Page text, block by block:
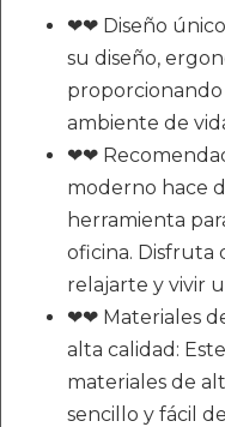
❤❤ Diseño
su diseño,
proporcionando
ambiente de
❤❤
moderno hace
herramienta
oficina. Disfruta
relajarte y vivir
❤❤ Materiales
alta calidad:
materiales de
sencillo y fácil